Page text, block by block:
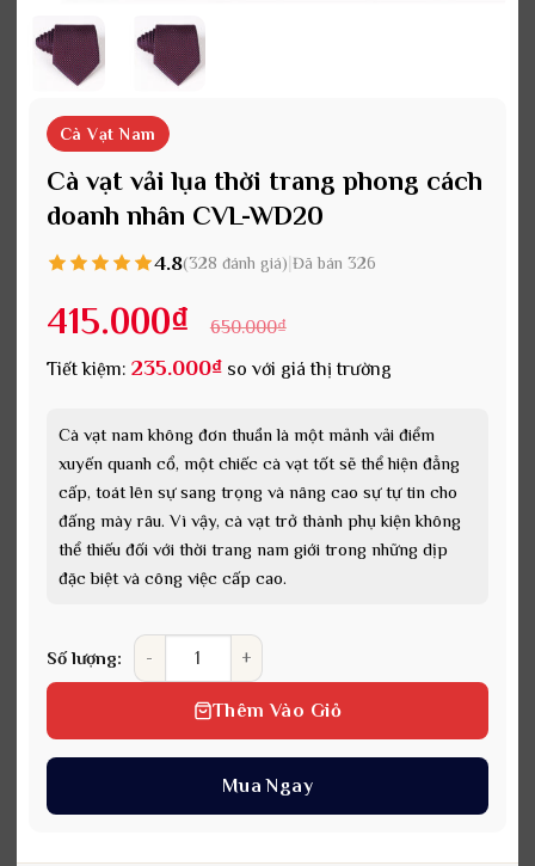
Cà Vạt Nam
Cà vạt vải lụa thời trang phong cách
doanh nhân CVL-WD20
4.8(328 đánh giá)|Đã bán 326
415.000₫ 650.000₫
Tiết kiệm: 235.000₫so với giá thị trường
Cà vạt nam không đơn thuần là một mảnh vải điểm
xuyến quanh cổ, một chiếc cà vạt tốt sẽ thể hiện đẳng
cấp, toát lên sự sang trọng và nâng cao sự tự tin cho
đấng mày râu. Vì vậy, cà vạt trở thành phụ kiện không
thể thiếu đối với thời trang nam giới trong những dịp
đặc biệt và công việc cấp cao.
Số lượng:
Cà vạt vải lụa thời trang phong cách doanh nhân
Thêm Vào Giỏ
Mua Ngay